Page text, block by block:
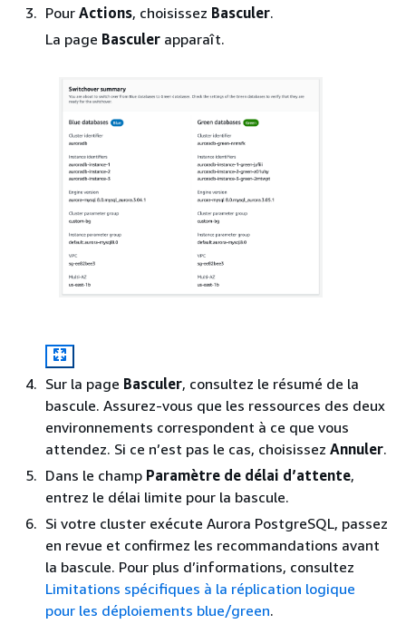
Pour Actions, choisissez Basculer.
La page Basculer apparaît.
Sur la page Basculer, consultez le résumé de la
bascule. Assurez-vous que les ressources des deux
environnements correspondent à ce que vous
attendez. Si ce n’est pas le cas, choisissez Annuler.
Dans le champ Paramètre de délai d’attente,
entrez le délai limite pour la bascule.
Si votre cluster exécute Aurora PostgreSQL, passez
en revue et confirmez les recommandations avant
la bascule. Pour plus d’informations, consultez
Limitations spécifiques à la réplication logique
pour les déploiements blue/green.